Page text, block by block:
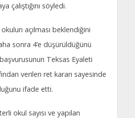
çalıştığını söyledi.
açılması beklendiğini
sonra 4’e düşürüldüğünü
Teksas Eyaleti
verilen ret kararı sayesinde
ifade etti.
okul sayısı ve yapılan